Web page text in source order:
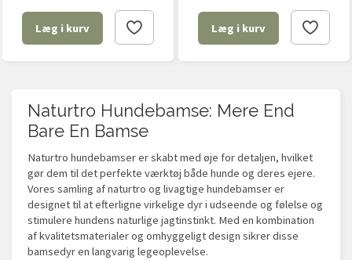
Læg i kurv Læg i kurv
Naturtro Hundebamse: Mere End
Bare En Bamse
Naturtro hundebamser er skabt med øje for detaljen, hvilket
gør dem til det perfekte værktøj både hunde og deres ejere.
Vores samling af naturtro og livagtige hundebamser er
designet til at efterligne virkelige dyr i udseende og følelse og
stimulere hundens naturlige jagtinstinkt. Med en kombination
af kvalitetsmaterialer og omhyggeligt design sikrer disse
bamsedyr en langvarig legeoplevelse.